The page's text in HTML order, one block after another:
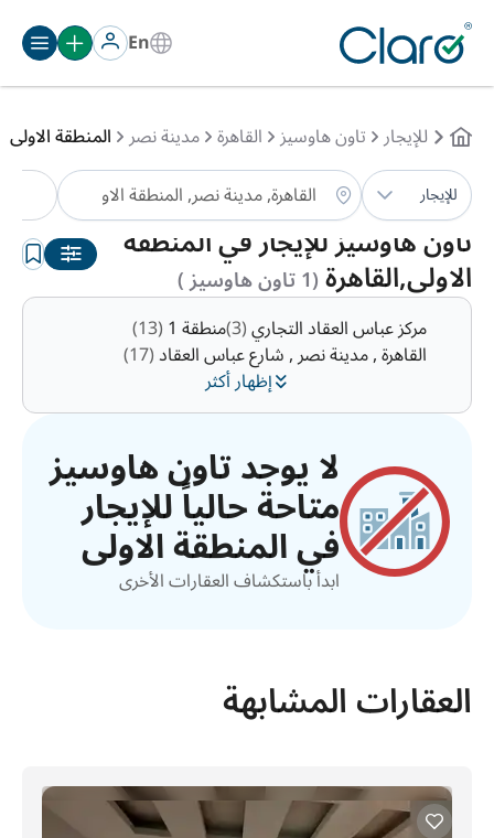
En
للإيجار تاون هاوسيز القاهرة مدينة نصر المنطقة الاولى
للإيجار
تاون هاوسيز للإيجار في المنطقة
الاولى,القاهرة(1 تاون هاوسيز )
الترتيب:تلقائي
إظهار أكثر
مركز عباس العقاد التجاري(3) منطقة 1 (13)
القاهرة , مدينة نصر , شارع عباس العقاد(17)
لا يوجد تاون هاوسيز
متاحة حالياً للإيجار
في المنطقة الاولى
ابدأ باستكشاف العقارات الأخرى
العقارات المشابهة